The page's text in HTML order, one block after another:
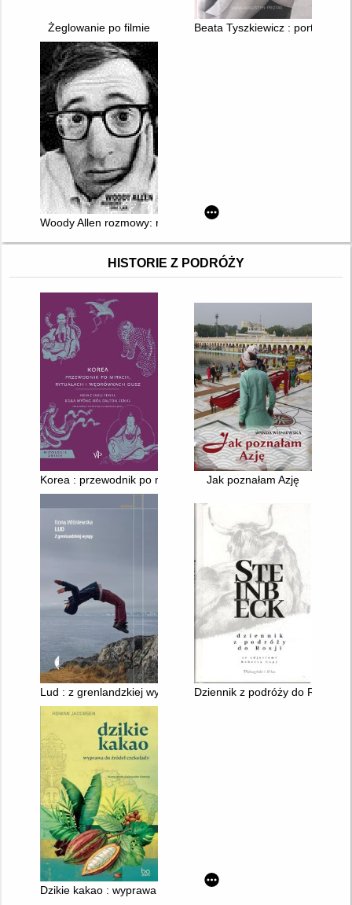
Żeglowanie po filmie Beata Tyszkiewicz : portret
Woody Allen rozmowy: rozmowy z lat 1971-2007
HISTORIE Z PODRÓŻY
Korea : przewodnik po mitach, rytuałach i wędrówkach dusz
Jak poznałam Azję
Lud : z grenlandzkiej wyspy Dziennik z podróży do Rosji
Dzikie kakao : wyprawa do źródeł czekolady